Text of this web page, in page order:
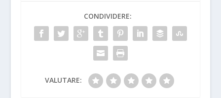
CONDIVIDERE:
VALUTARE: